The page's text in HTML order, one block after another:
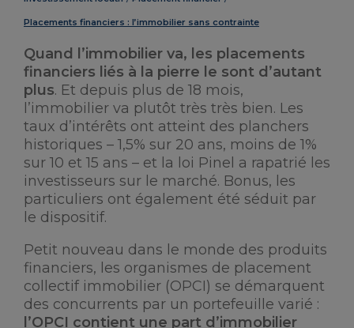
Placements financiers : l’immobilier sans contrainte
Quand l’immobilier va, les placements
financiers liés à la pierre le sont d’autant
plus. Et depuis plus de 18 mois,
l’immobilier va plutôt très très bien. Les
taux d’intérêts ont atteint des planchers
historiques – 1,5% sur 20 ans, moins de 1%
sur 10 et 15 ans – et la loi Pinel a rapatrié les
investisseurs sur le marché. Bonus, les
particuliers ont également été séduit par
le dispositif.
Petit nouveau dans le monde des produits
financiers, les organismes de placement
collectif immobilier (OPCI) se démarquent
des concurrents par un portefeuille varié :
l’OPCI contient une part d’immobilier